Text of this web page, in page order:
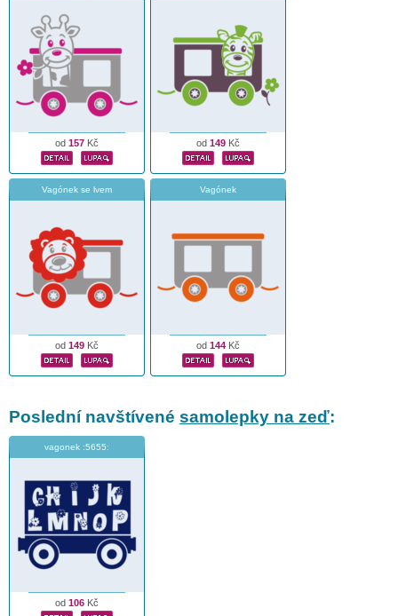
od 157 Kč od 149 Kč
Vagónek se lvem
od 149 Kč
Vagónek
od 144 Kč
Poslední navštívené samolepky na zeď:
vagonek :5655:
od 106 Kč